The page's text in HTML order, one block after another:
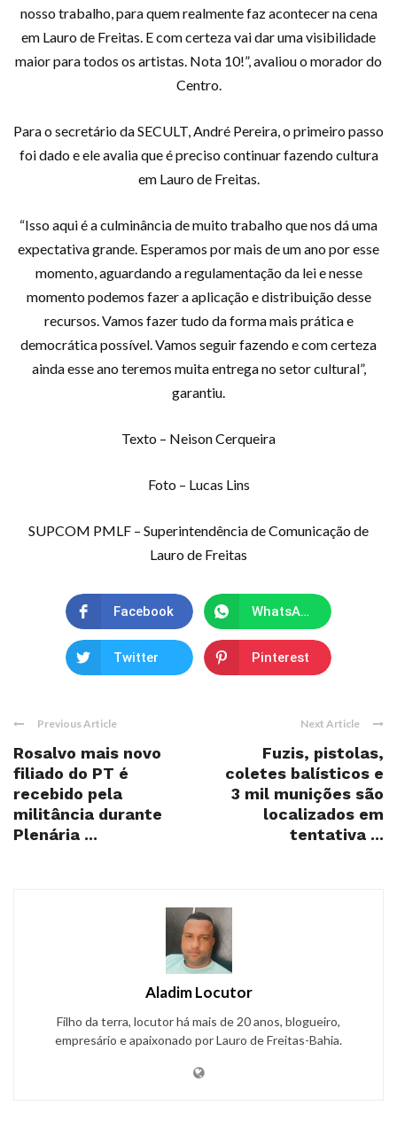
nosso trabalho, para quem realmente faz acontecer na cena
em Lauro de Freitas. E com certeza vai dar uma visibilidade
maior para todos os artistas. Nota 10!”, avaliou o morador do
Centro.
Para o secretário da SECULT, André Pereira, o primeiro passo
foi dado e ele avalia que é preciso continuar fazendo cultura
em Lauro de Freitas.
“Isso aqui é a culminância de muito trabalho que nos dá uma
expectativa grande. Esperamos por mais de um ano por esse
momento, aguardando a regulamentação da lei e nesse
momento podemos fazer a aplicação e distribuição desse
recursos. Vamos fazer tudo da forma mais prática e
democrática possível. Vamos seguir fazendo e com certeza
ainda esse ano teremos muita entrega no setor cultural”,
garantiu.
Texto – Neison Cerqueira
Foto – Lucas Lins
SUPCOM PMLF – Superintendência de Comunicação de
Lauro de Freitas
Facebook WhatsApp
Twitter Pinterest
Previous Article
Rosalvo mais novo
filiado do PT é
recebido pela
militância durante
Plenária ...
Next Article
Fuzis, pistolas,
coletes balísticos e
3 mil munições são
localizados em
tentativa ...
Aladim Locutor
Filho da terra, locutor há mais de 20 anos, blogueiro,
empresário e apaixonado por Lauro de Freitas-Bahia.